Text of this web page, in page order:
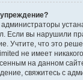
Если вы нарушили
Учтите, что это
не имеет
на данном
свяжитесь с